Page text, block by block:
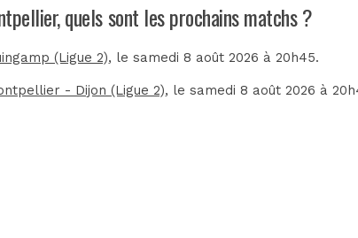
quels sont les prochains matchs ?
(Ligue 2), le samedi 8 août 2026 à 20h45.
- Dijon (Ligue 2), le samedi 8 août 2026 à